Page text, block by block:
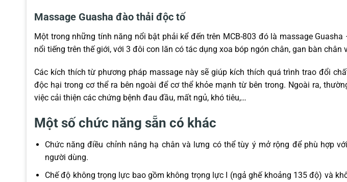
Massage Guasha đào thải độc tố
Một trong những tính năng nổi bật phải kể đến trên MCB-803 đó là massage
nổi tiếng trên thế giới, với 3 đôi con lăn có tác dụng xoa bóp ngón chân, gan bàn chân
Các kích thích từ phương pháp massage này sẽ giúp kích thích quá trình trao đổi
độc hại trong cơ thể ra bên ngoài để cơ thể khỏe mạnh từ bên trong. Ngoài ra,
việc cải thiện các chứng bệnh đau đầu, mất ngủ, khó tiêu,…
Một số chức năng sẵn có khác
Chức năng điều chỉnh nâng hạ chân và lưng có thể tùy ý mở rộng để phù hợp
người dùng.
Chế độ không trọng lực bao gồm không trọng lực I (ngả ghế khoảng 135 độ) và